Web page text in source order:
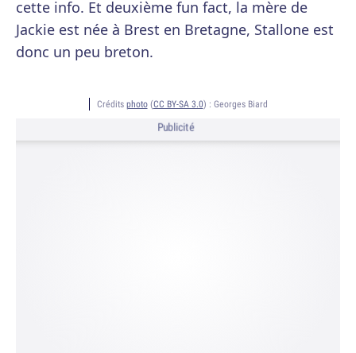
cette info. Et deuxième fun fact, la mère de
Jackie est née à Brest en Bretagne, Stallone est
donc un peu breton.
Crédits photo(CC BY-SA 3.0) : Georges Biard
Publicité